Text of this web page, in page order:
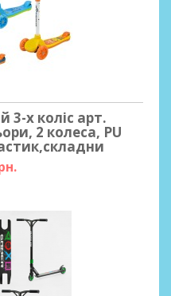
х коліс арт.
2 колеса, PU